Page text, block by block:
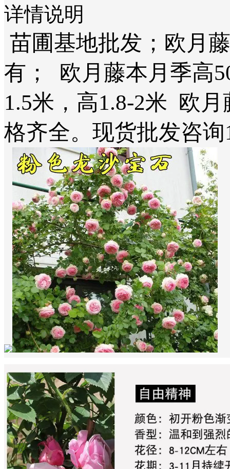
详情说明
苗圃基地批发；欧月
有； 欧月藤本月季高
1.5米，高1.8-2米 欧
格齐全。现货批发咨询